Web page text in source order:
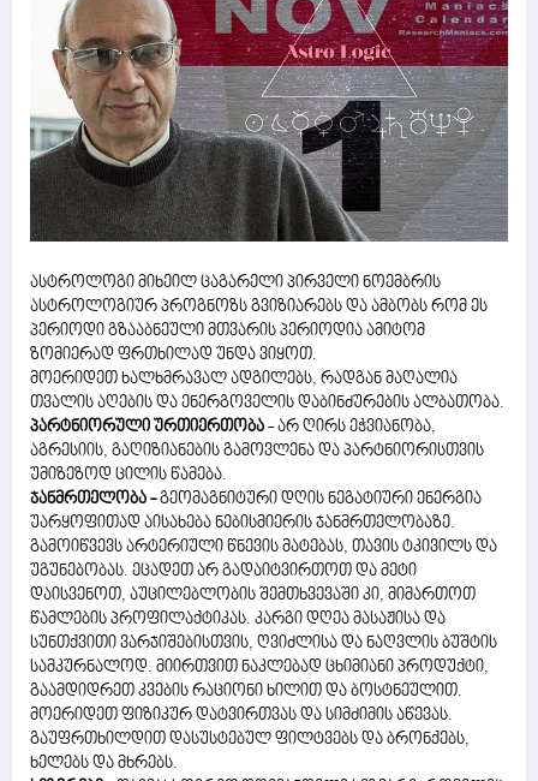
ასტროლოგი მიხეილ ცაგარელი პირველი ნოემბრის
ასტროლოგიურ პროგნოზს გვიზიარებს და ამბობს რომ ეს
პერიოდი გზააბნეული მთვარის პერიოდია ამიტომ
ზომიერად ფრთხილად უნდა ვიყოთ.
მოერიდეთ ხალხმრავალ ადგილებს, რადგან მაღალია
თვალის აღების და ენერგოველის დაბინძურების ალბათობა.
პარტნიორული ურთიერთობა - არ ღირს ეჭვიანობა,
აგრესიის, გაღიზიანების გამოვლენა და პარტნიორისთვის
უმიზეზოდ ცილის წამება.
ჯანმრთელობა -გეომაგნიტური დღის ნეგატიური ენერგია
უარყოფითად აისახება ნებისმიერის ჯანმრთელობაზე.
გამოიწვევს არტერიული წნევის მატებას, თავის ტკივილს და
უგუნებობას. ეცადეთ არ გადაიტვირთოთ და მეტი
დაისვენოთ, აუცილებლობის შემთხვევაში კი, მიმართოთ
წამლების პროფილაქტიკას. კარგი დღეა მასაჟისა და
სუნთქვითი ვარჯიშებისთვის, ღვიძლისა და ნაღვლის ბუშტის
სამკურნალოდ. მიირთვით ნაკლებად ცხიმიანი პროდუქტი,
გაამდიდრეთ კვების რაციონი ხილით და ბოსტნეულით.
მოერიდეთ ფიზიკურ დატვირთვას და სიმძიმის აწევას.
გაუფრთხილდით დასუსტებულ ფილტვებს და ბრონქებს,
ხელებს და მხრებს.